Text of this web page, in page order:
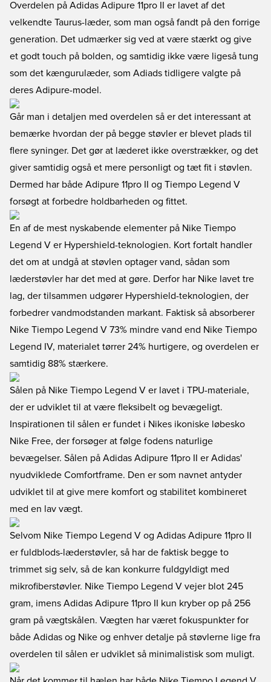
Overdelen på Adidas Adipure 11pro II er lavet af det
velkendte Taurus-læder, som man også fandt på den forrige
generation. Det udmærker sig ved at være stærkt og give
et godt touch på bolden, og samtidig ikke være ligeså tung
som det kængurulæder, som Adiads tidligere valgte på
deres Adipure-model.
Går man i detaljen med overdelen så er det interessant at
bemærke hvordan der på begge støvler er blevet plads til
flere syninger. Det gør at læderet ikke overstrækker, og det
giver samtidig også et mere personligt og tæt fit i støvlen.
Dermed har både Adipure 11pro II og Tiempo Legend V
forsøgt at forbedre holdbarheden og fittet.
En af de mest nyskabende elementer på Nike Tiempo
Legend V er Hypershield-teknologien. Kort fortalt handler
det om at undgå at støvlen optager vand, sådan som
læderstøvler har det med at gøre. Derfor har Nike lavet tre
lag, der tilsammen udgører Hypershield-teknologien, der
forbedrer vandmodstanden markant. Faktisk så absorberer
Nike Tiempo Legend V 73% mindre vand end Nike Tiempo
Legend IV, materialet tørrer 24% hurtigere, og overdelen er
samtidig 88% stærkere.
Sålen på Nike Tiempo Legend V er lavet i TPU-materiale,
der er udviklet til at være fleksibelt og bevægeligt.
Inspirationen til sålen er fundet i Nikes ikoniske løbesko
Nike Free, der forsøger at følge fodens naturlige
bevægelser. Sålen på Adidas Adipure 11pro II er Adidas'
nyudviklede Comfortframe. Den er som navnet antyder
udviklet til at give mere komfort og stabilitet kombineret
med en lav vægt.
Selvom Nike Tiempo Legend V og Adidas Adipure 11pro II
er fuldblods-læderstøvler, så har de faktisk begge to
trimmet sig selv, så de kan konkurre fuldgyldigt med
mikrofiberstøvler. Nike Tiempo Legend V vejer blot 245
gram, imens Adidas Adipure 11pro II kun kryber op på 256
gram på vægtskålen. Vægten har været fokuspunkter for
både Adidas og Nike og enhver detalje på støvlerne lige fra
overdelen til sålen er udviklet så minimalistisk som muligt.